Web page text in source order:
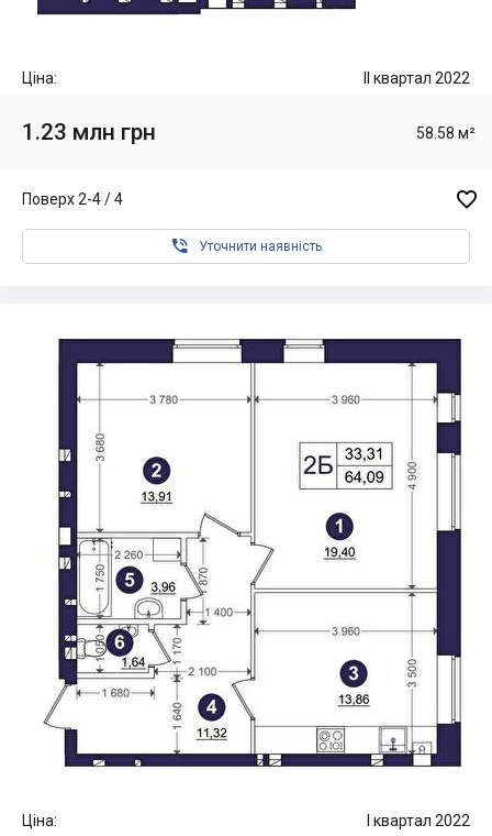
Ціна: II квартал 2022
1.23 млн грн 58.58 м²
Поверх 2-4 / 4 
 Уточнити наявність
Ціна: I квартал 2022